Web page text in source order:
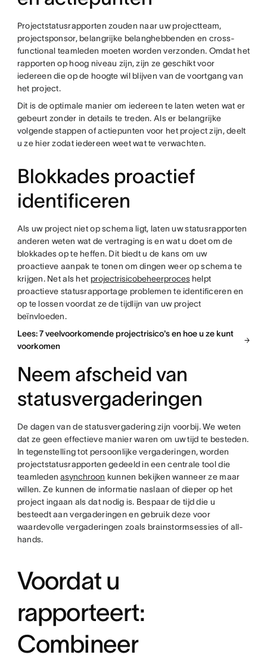
Projectstatusrapporten zouden naar uw projectteam,
projectsponsor, belangrijke belanghebbenden en cross-
functional teamleden moeten worden verzonden. Omdat het
rapporten op hoog niveau zijn, zijn ze geschikt voor
iedereen die op de hoogte wil blijven van de voortgang van
het project.
Dit is de optimale manier om iedereen te laten weten wat er
gebeurt zonder in details te treden. Als er belangrijke
volgende stappen of actiepunten voor het project zijn, deelt
u ze hier zodat iedereen weet wat te verwachten.
Blokkades proactief
identificeren
Als uw project niet op schema ligt, laten uw statusrapporten
anderen weten wat de vertraging is en wat u doet om de
blokkades op te heffen. Dit biedt u de kans om uw
proactieve aanpak te tonen om dingen weer op schema te
krijgen. Net als het projectrisicobeheerproceshelpt
proactieve statusrapportage problemen te identificeren en
op te lossen voordat ze de tijdlijn van uw project
beïnvloeden.
Lees: 7 veelvoorkomende projectrisico's en hoe u ze kunt
voorkomen
Neem afscheid van
statusvergaderingen
De dagen van de statusvergadering zijn voorbij. We weten
dat ze geen effectieve manier waren om uw tijd te besteden.
In tegenstelling tot persoonlijke vergaderingen, worden
projectstatusrapporten gedeeld in een centrale tool die
teamledenasynchroon kunnen bekijken wanneer ze maar
willen. Ze kunnen de informatie naslaan of dieper op het
project ingaan als dat nodig is. Bespaar de tijd die u
besteedt aan vergaderingen en gebruik deze voor
waardevolle vergaderingen zoals brainstormsessies of all-
hands.
Voordat u
rapporteert:
Combineer